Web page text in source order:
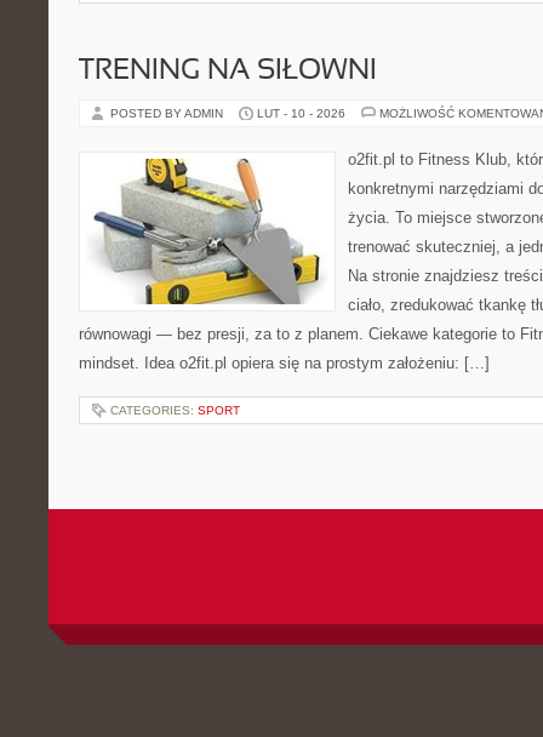
TRENING NA SIŁOWNI
POSTED BY ADMIN LUT - 10 - 2026 MOŻLIWOŚĆ
o2fit.pl to Fitness Klub,
konkretnymi narzędziami
życia. To miejsce
trenować skuteczniej, a
Na stronie znajdziesz
ciało, zredukować tkankę
równowagi — bez presji, za to z planem. Ciekawe kategorie to
mindset. Idea o2fit.pl opiera się na prostym założeniu: […]
CATEGORIES: SPORT